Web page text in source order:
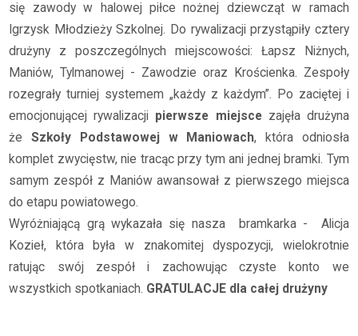
się zawody w halowej piłce nożnej dziewcząt w ramach
Igrzysk Młodzieży Szkolnej. Do rywalizacji przystąpiły cztery
drużyny z poszczególnych miejscowości: Łapsz Niżnych,
Maniów, Tylmanowej - Zawodzie oraz Krościenka. Zespoły
rozegrały turniej systemem „każdy z każdym”. Po zaciętej i
emocjonującej rywalizacji pierwsze miejscezajęła drużyna
że Szkoły Podstawowej w Maniowach, która odniosła
komplet zwycięstw, nie tracąc przy tym ani jednej bramki. Tym
samym zespół z Maniów awansował z pierwszego miejsca
do etapu powiatowego.
Wyróżniającą grą wykazała się nasza bramkarka - Alicja
Kozieł, która była w znakomitej dyspozycji, wielokrotnie
ratując swój zespół i zachowując czyste konto we
wszystkich spotkaniach. GRATULACJE dla całej drużyny